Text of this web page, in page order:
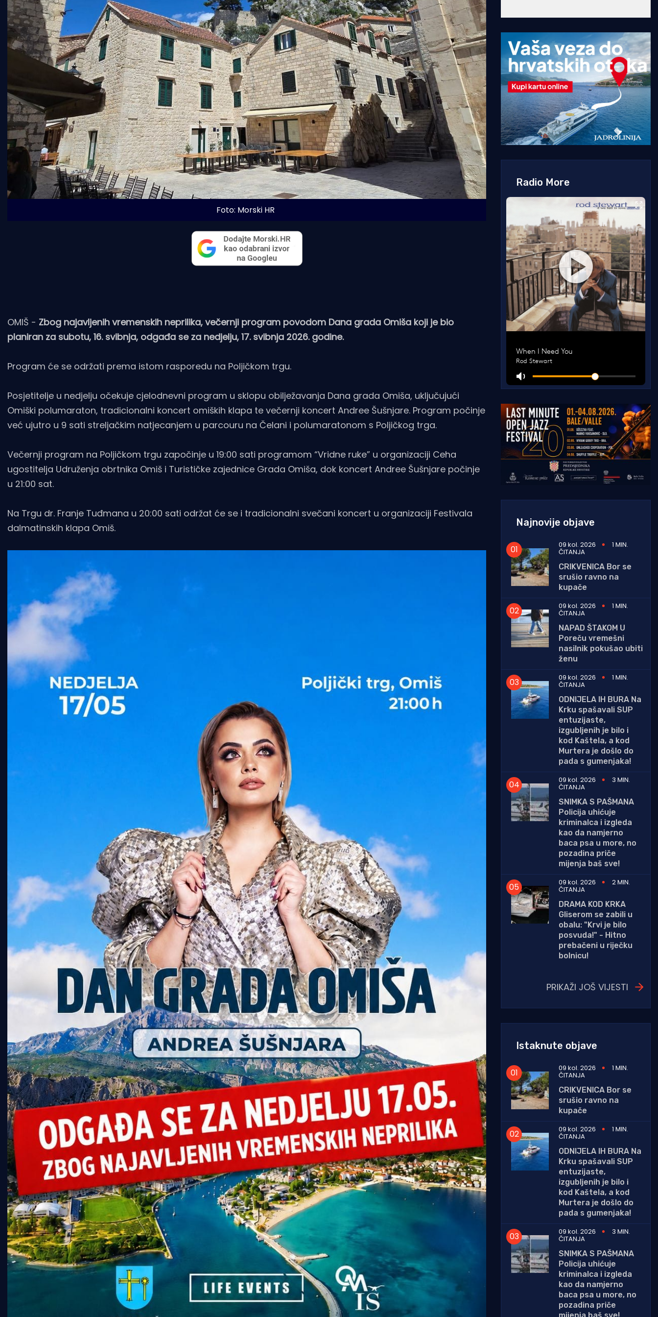
Foto: Morski HR
OMIŠ - Zbog najavljenih vremenskih neprilika, večernji program povodom Dana grada Omiša koji je bio
planiran za subotu, 16. svibnja, odgađa se za nedjelju, 17. svibnja 2026. godine.
Program će se održati prema istom rasporedu na Poljičkom trgu.
Posjetitelje u nedjelju očekuje cjelodnevni program u sklopu obilježavanja Dana grada Omiša, uključujući
Omiški polumaraton, tradicionalni koncert omiških klapa te večernji koncert Andree Šušnjare. Program počinje
već ujutro u 9 sati streljačkim natjecanjem u parcouru na Čelani i polumaratonom s Poljičkog trga.
Večernji program na Poljičkom trgu započinje u 19:00 sati programom “Vridne ruke” u organizaciji Ceha
ugostitelja Udruženja obrtnika Omiš i Turističke zajednice Grada Omiša, dok koncert Andree Šušnjare počinje
u 21:00 sat.
Na Trgu dr. Franje Tuđmana u 20:00 sati održat će se i tradicionalni svečani koncert u organizaciji Festivala
dalmatinskih klapa Omiš.
Radio More
Najnovije objave
09 kol. 2026 1 MIN.
ČITANJA
CRIKVENICA Bor se
srušio ravno na
kupače
09 kol. 2026
1 MIN.
ČITANJA
NAPAD ŠTAKOM U
Poreču vremešni
nasilnik pokušao ubiti
ženu
09 kol. 2026
1 MIN.
ČITANJA
ODNIJELA IH BURA Na
Krku spašavali SUP
entuzijaste,
izgubljenih je bilo i
kod Kaštela, a kod
Murtera je došlo do
pada s gumenjaka!
09 kol. 2026
3 MIN.
ČITANJA
SNIMKA S PAŠMANA
Policija uhićuje
kriminalca i izgleda
kao da namjerno
baca psa u more, no
pozadina priče
mijenja baš sve!
09 kol. 2026
2 MIN.
ČITANJA
DRAMA KOD KRKA
Gliserom se zabili u
obalu: "Krvi je bilo
posvuda!" - Hitno
prebačeni u riječku
bolnicu!
PRIKAŽI JOŠ VIJESTI
Istaknute objave
09 kol. 2026 1 MIN.
ČITANJA
CRIKVENICA Bor se
srušio ravno na
kupače
09 kol. 2026
1 MIN.
ČITANJA
ODNIJELA IH BURA Na
Krku spašavali SUP
entuzijaste,
izgubljenih je bilo i
kod Kaštela, a kod
Murtera je došlo do
pada s gumenjaka!
09 kol. 2026
3 MIN.
ČITANJA
SNIMKA S PAŠMANA
Policija uhićuje
kriminalca i izgleda
kao da namjerno
baca psa u more, no
pozadina priče
mijenja baš sve!